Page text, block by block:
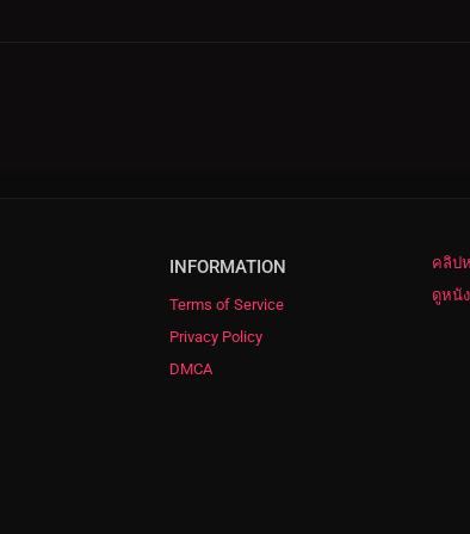
INFORMATION
Terms of Service
Privacy Policy
DMCA
คลิป
ดูหนั